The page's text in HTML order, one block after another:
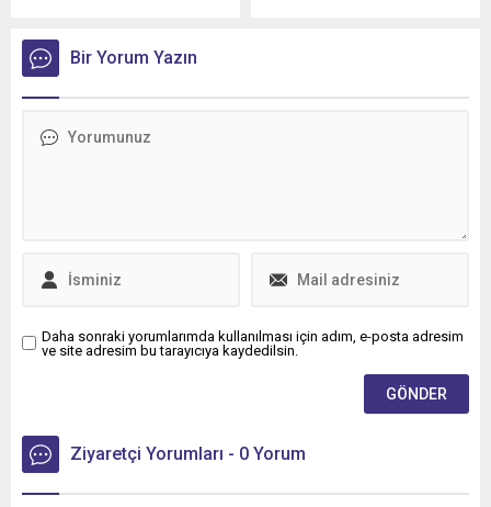
lojistik alanında faaliyet
gösteren Tur Transit
Lojistik’e 50 adet Mercedes-
teslimatı gerçekleştirdi.
Bir Yorum Yazın
Daha sonraki yorumlarımda kullanılması için adım, e-posta adresim
ve site adresim bu tarayıcıya kaydedilsin.
Ziyaretçi Yorumları - 0 Yorum